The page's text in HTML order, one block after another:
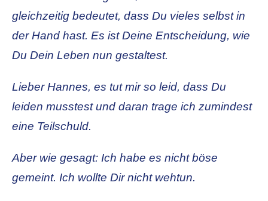
gleichzeitig bedeutet, dass Du vieles selbst in
der Hand hast. Es ist Deine Entscheidung, wie
Du Dein Leben nun gestaltest.
Lieber Hannes, es tut mir so leid, dass Du
leiden musstest und daran trage ich zumindest
eine Teilschuld.
Aber wie gesagt: Ich habe es nicht böse
gemeint. Ich wollte Dir nicht wehtun.